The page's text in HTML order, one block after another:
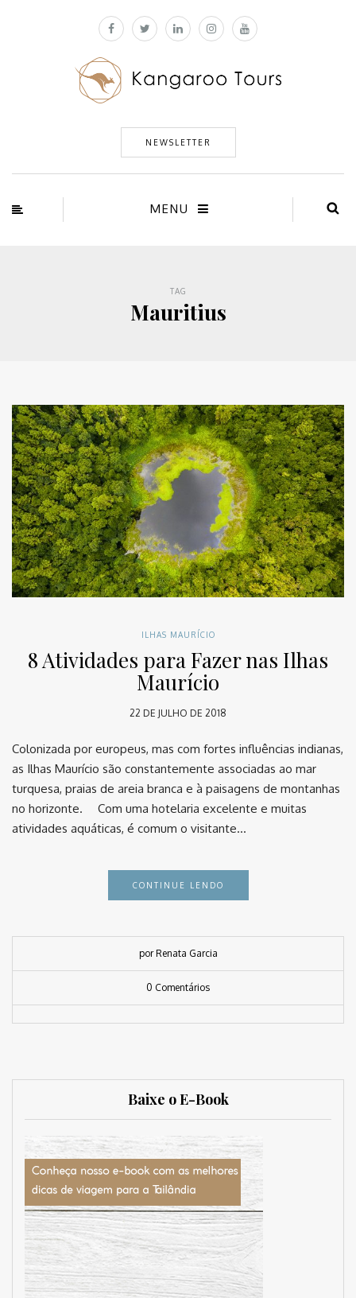
NEWSLETTER
MENU
TAG
Mauritius
ILHAS MAURÍCIO
8 Atividades para Fazer nas Ilhas
Maurício
22 DE JULHO DE 2018
Colonizada por europeus, mas com fortes influências indianas,
as Ilhas Maurício são constantemente associadas ao mar
turquesa, praias de areia branca e à paisagens de montanhas
no horizonte. ⠀ Com uma hotelaria excelente e muitas
atividades aquáticas, é comum o visitante…
CONTINUE LENDO
por Renata Garcia
0 Comentários
Baixe o E-Book